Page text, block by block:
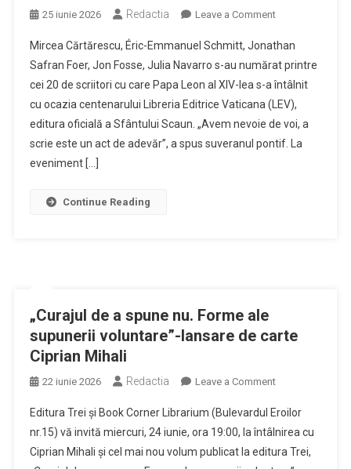
25 iunie 2026 Redactia Leave a Commenton
Cărtărescu,
Éric-
Emmanuel
Schmitt,
Jon
Fosse,
Leon
pentru
a
sărbători
centenarul
Mircea Cărtărescu, Éric-Emmanuel Schmitt, Jonathan
Safran Foer, Jon Fosse, Julia Navarro s-au numărat printre
cei 20 de scriitori cu care Papa Leon al XIV-lea s-a întâlnit
cu ocazia centenarului Libreria Editrice Vaticana (LEV),
editura oficială a Sfântului Scaun. „Avem nevoie de voi, a
scrie este un act de adevăr”, a spus suveranul pontif. La
eveniment […]
Continue Reading
„Curajul de a spune nu. Forme ale
supunerii voluntare”-lansare de carte
Ciprian Mihali
22 iunie 2026 Redactia Leave a Commenton
de
a
spune
Editura Trei și Book Corner Librarium (Bulevardul Eroilor
nr.15) vă invită miercuri, 24 iunie, ora 19:00, la întâlnirea cu
Ciprian Mihali și cel mai nou volum publicat la editura Trei,